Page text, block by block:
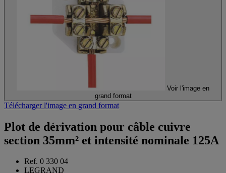
Voir l'image en
grand format
Télécharger l'image en grand format
Plot de dérivation pour câble cuivre
section 35mm² et intensité nominale 125A
Ref. 0 330 04
LEGRAND